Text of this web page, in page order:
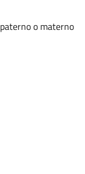
o materno